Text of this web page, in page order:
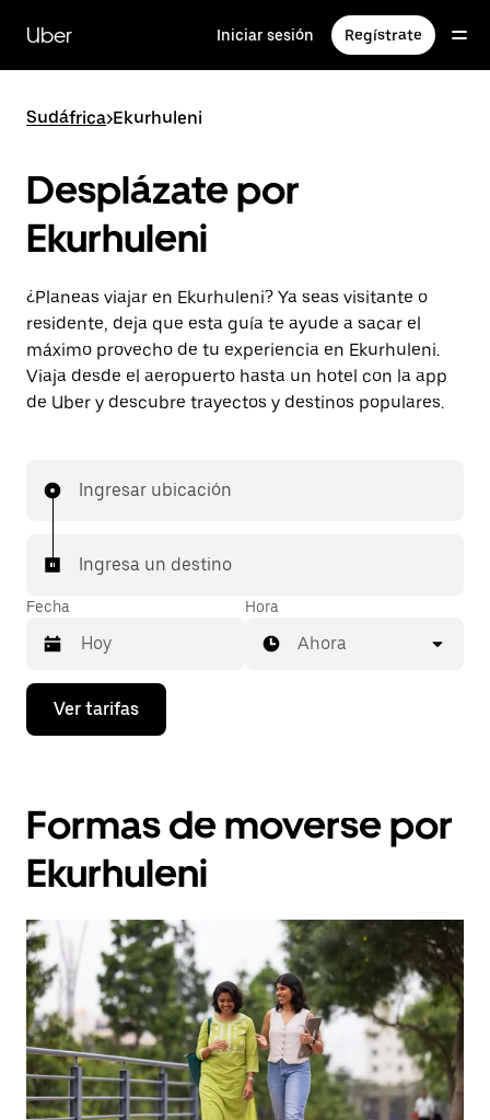
contenido
principal
Uber Iniciar sesión Regístrate
Sudáfrica>Ekurhuleni
Desplázate por
Ekurhuleni
¿Planeas viajar en Ekurhuleni? Ya seas visitante o
residente, deja que esta guía te ayude a sacar el
máximo provecho de tu experiencia en Ekurhuleni.
Viaja desde el aeropuerto hasta un hotel con la app
de Uber y descubre trayectos y destinos populares.
Ingresar ubicación
Ingresa un destino
Fecha
Presiona
flecha
interactuar
con
el
calendario
una
fecha.
Presiona
la
tecla Esc
para
cerrar
el
calendario.
Hora
Ahora
Ver tarifas
Formas de moverse por
Ekurhuleni